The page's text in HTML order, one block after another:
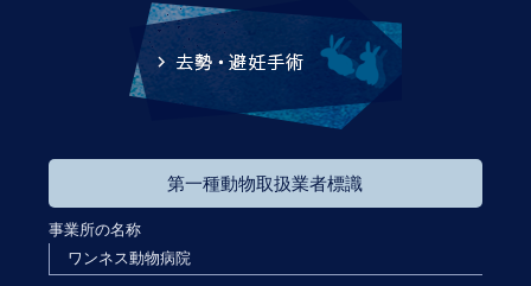
第一種動物取扱業者標識
事業所の名称
ワンネス動物病院